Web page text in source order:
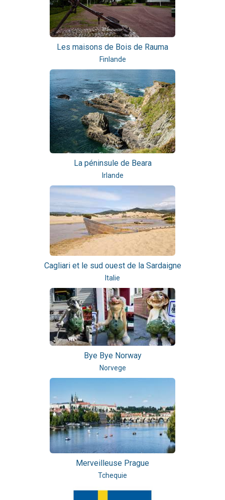
Les maisons de Bois de Rauma
Finlande
La péninsule de Beara
Irlande
Cagliari et le sud ouest de la Sardaigne
Italie
Bye Bye Norway
Norvege
Merveilleuse Prague
Tchequie